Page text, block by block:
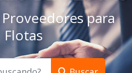
para
Flotas